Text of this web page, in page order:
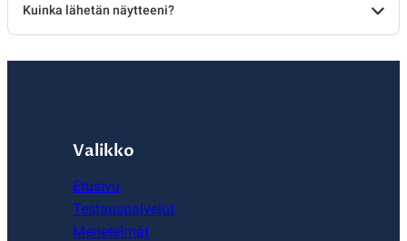
Kuinka lähetän näytteeni?
Valikko
Etusivu
Testauspalvelut
Menetelmät